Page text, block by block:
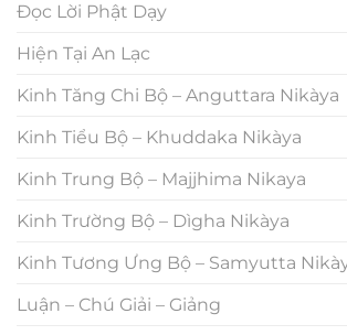
Đọc Lời Phật Dạy
Hiện Tại An Lạc
Kinh Tăng Chi Bộ – Anguttara Nikàya
Kinh Tiểu Bộ – Khuddaka Nikàya
Kinh Trung Bộ – Majjhima Nikaya
Kinh Trường Bộ – Dìgha Nikàya
Kinh Tương Ưng Bộ – Samyutta
Luận – Chú Giải – Giảng